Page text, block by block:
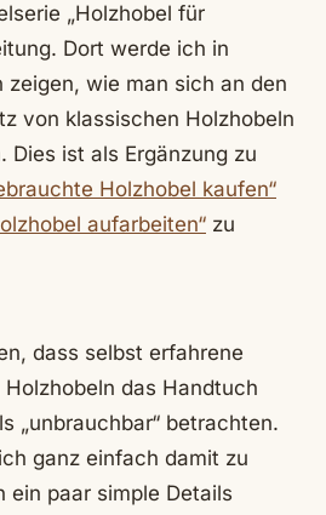
„Holzhobel für
Dort werde ich in
wie man sich an den
von klassischen Holzhobeln
Dies ist als Ergänzung zu
Holzhobel kaufen“
aufarbeiten“ zu
dass selbst erfahrene
das Handtuch
„unbrauchbar“ betrachten.
ganz einfach damit zu
ein paar simple Details